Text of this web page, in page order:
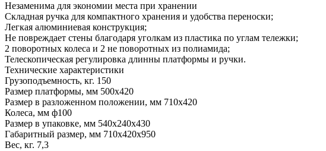
Незаменима для экономии места при хранении
Складная ручка для компактного хранения и удобства переноски;
Легкая алюминиевая конструкция;
Не повреждает стены благодаря уголкам из пластика по углам тележки;
2 поворотных колеса и 2 не поворотных из полиамида;
Телескопическая регулировка длинны платформы и ручки.
Технические характеристики
Грузоподъемность, кг. 150
Размер платформы, мм 500х420
Размер в разложенном положении, мм 710х420
Колеса, мм ф100
Размер в упаковке, мм 540х240х430
Габаритный размер, мм 710х420х950
Вес, кг. 7,3